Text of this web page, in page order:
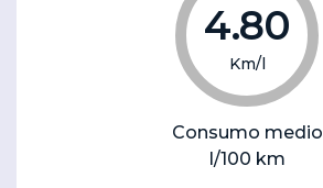
4.80
Km/l
Consumo medio
l/100 km